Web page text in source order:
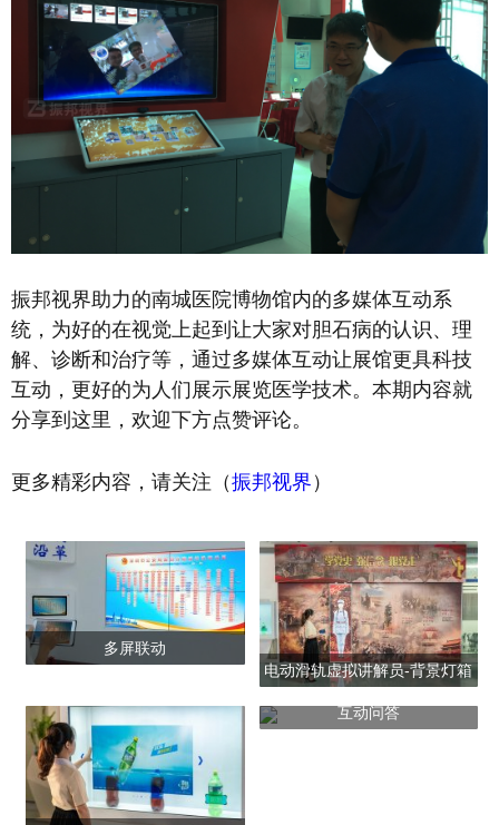
振邦视界助力的南城医院博物馆内的多媒体互动系
统，为好的在视觉上起到让大家对胆石病的认识、理
解、诊断和治疗等，通过多媒体互动让展馆更具科技
互动，更好的为人们展示展览医学技术。本期内容就
分享到这里，欢迎下方点赞评论。
更多精彩内容，请关注（振邦视界 ）
多屏联动
电动滑轨虚拟讲解员-背景灯箱
款
互动问答